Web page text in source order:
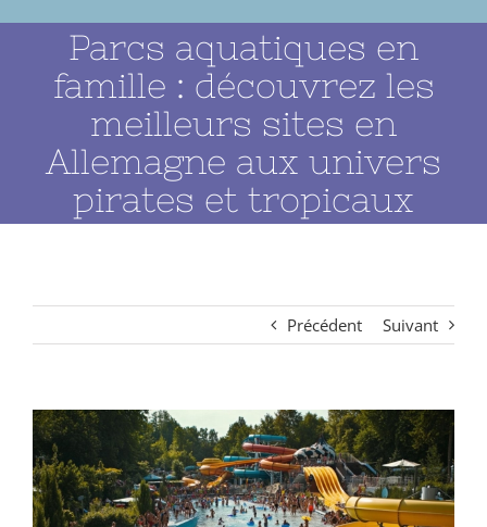
Parcs aquatiques en
famille : découvrez les
meilleurs sites en
Allemagne aux univers
pirates et tropicaux
Précédent Suivant
Voir
l'image
agrandie